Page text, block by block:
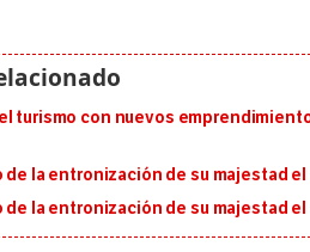
el turismo con nuevos
de la entronización de su majestad el
de la entronización de su majestad el